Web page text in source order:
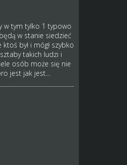
w tym tylko 1 typowo
w stanie siedzieć
był i mógł szybko
takich ludzi i
osób może się nie
jest jak jest...